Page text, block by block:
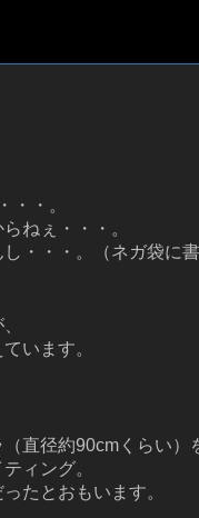
・・。
ねぇ・・・。
・・・。（ネガ袋に
います。
直径約90cmくらい）
ィング。
たとおもいます。